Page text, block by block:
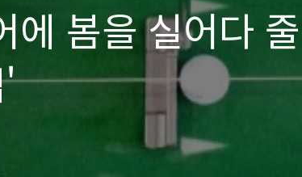
에 봄을 실어다 줄
'